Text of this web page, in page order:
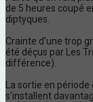
de 5 heures coupé
diptyques.
Crainte d'une trop
été déçus par Les
différence).
La sortie en
s'installent